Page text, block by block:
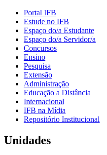
Portal IFB
Estude no IFB
Espaço do/a Estudante
Espaço do/a Servidor/a
Concursos
Ensino
Pesquisa
Extensão
Administração
Educação a Distância
Internacional
IFB na Mídia
Repositório Institucional
Unidades